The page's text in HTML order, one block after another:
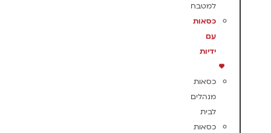
למטבח
כסאות
עם
ידיות
כסאות
מנהלים
לבית
כסאות